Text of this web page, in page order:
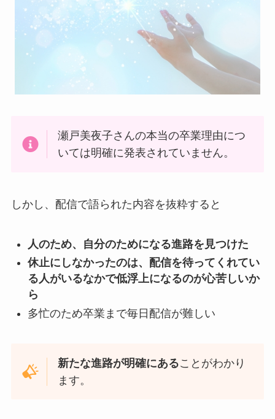
瀬戸美夜子さんの本当の卒業理由につ
いては明確に発表されていません。
しかし、配信で語られた内容を抜粋すると
人のため、自分のためになる進路を見つけた
休止にしなかったのは、配信を待ってくれてい
る人がいるなかで低浮上になるのが心苦しいか
ら
多忙のため卒業まで毎日配信が難しい
新たな進路が明確にあることがわかり
ます。